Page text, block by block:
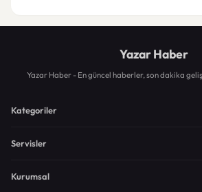
Yazar Haber
Yazar Haber - En güncel haberler, son dakika
Kategoriler
Servisler
Kurumsal